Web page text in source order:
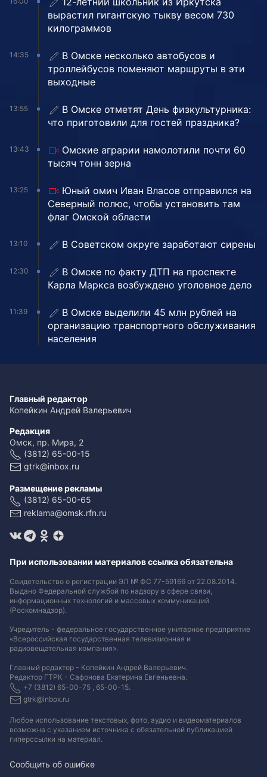
вырастил гигантскую тыкву весом 730
килограммов
14:35
В Омске несколько автобусов и
троллейбусов поменяют маршруты в эти
выходные
13:55
В Омске отметят День физкультурника:
что приготовили для гостей праздника?
13:43
Омские аграрии намолотили почти 60
тысяч тонн зерна
13:25
Юный омич Иван Власов отправился на
Северный полюс, чтобы установить там
флаг Омской области
13:10 В Советском округе заработают сирены
12:30
В Омске по факту ДТП на проспекте
Карла Маркса возбуждено уголовное дело
11:39
В Омске выделили 45 млн рублей на
организацию транспортного обслуживания
населения
Главный редактор
Копейкин Андрей Валерьевич
Редакция
Омск, пр. Мира, 2
(3812) 65-00-15
gtrk@inbox.ru
Размещение рекламы
(3812) 65-00-65
reklama@omsk.rfn.ru
При использовании материалов ссылка обязательна
Свидетельство о регистрации ЭЛ № ФС 77-59166 от 22.08.2014.
Выдано Федеральной службой по надзору в сфере связи,
информационных технологий и массовых коммуникаций
(Роскомнадзор).
Учредитель - федеральное государственное унитарное предприятие
«Всероссийская государственная телевизионная и
радиовещательная компания».
Главный редактор - Копейкин Андрей Валерьевич.
Редактор ГТРК - Сафонова Екатерина Евгеньевна.
+7 (3812) 65-00-75 , 65-00-15.
gtrk@inbox.ru
Любое использование текстовых, фото, аудио и видеоматериалов
возможна с указанием источника с обязательной публикацией
гиперссылки на материал.
Сообщить об ошибке